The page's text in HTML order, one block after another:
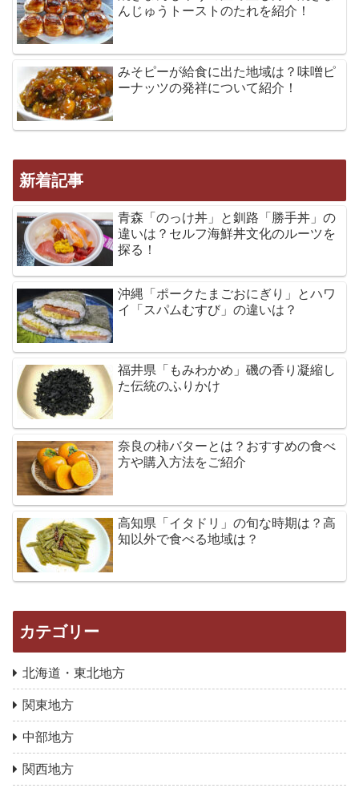
んじゅうトーストのたれを紹介！
みそピーが給食に出た地域は？味噌ピ
ーナッツの発祥について紹介！
新着記事
青森「のっけ丼」と釧路「勝手丼」の
違いは？セルフ海鮮丼文化のルーツを
探る！
沖縄「ポークたまごおにぎり」とハワ
イ「スパムむすび」の違いは？
福井県「もみわかめ」磯の香り凝縮し
た伝統のふりかけ
奈良の柿バターとは？おすすめの食べ
方や購入方法をご紹介
高知県「イタドリ」の旬な時期は？高
知以外で食べる地域は？
カテゴリー
北海道・東北地方
関東地方
中部地方
関西地方